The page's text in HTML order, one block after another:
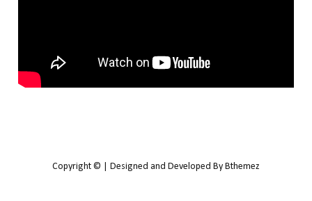
Copyright © | Designed and Developed By Bthemez